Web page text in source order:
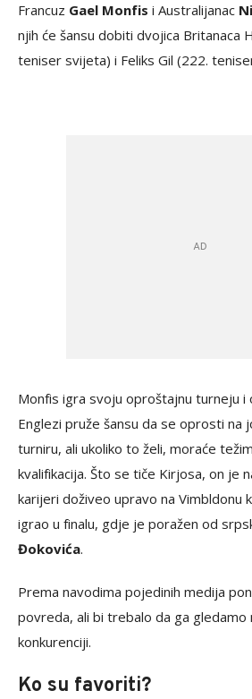
Francuz Gael Monfis i Australijanac
njih će šansu dobiti dvojica Britanaca
teniser svijeta) i Feliks Gil (222.
Monfis igra svoju oproštajnu turneju i
Englezi pruže šansu da se oprosti na
turniru, ali ukoliko to želi, moraće
kvalifikacija. Što se tiče Kirjosa, on je
karijeri doživeo upravo na Vimbldonu
igrao u finalu, gdje je poražen od
Đokovića.
Prema navodima pojedinih medija
povreda, ali bi trebalo da ga gledamo
konkurenciji.
Ko su favoriti?